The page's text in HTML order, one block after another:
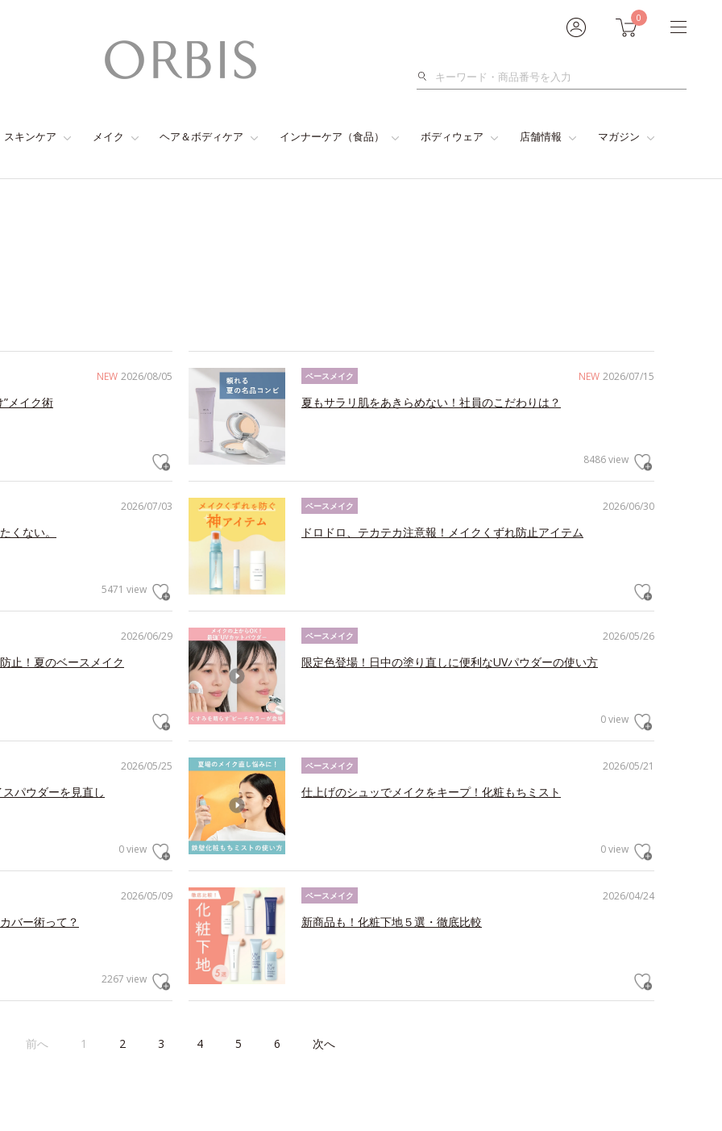
0
検
スキンケア メイク ヘア＆ボディケア インナーケア（食品） ボディウェア 店舗情報 マガジン
NEW 2026/08/05
メイク術
NEW 2026/07/15
ベースメイク
夏もサラリ肌をあきらめない！社員のこだわりは？
8486 view
2026/07/03
くない。
5471 view
2026/06/30
ベースメイク
ドロドロ、テカテカ注意報！メイクくずれ防止アイテム
2026/06/29
止！夏のベースメイク
2026/05/26
ベースメイク
限定色登場！日中の塗り直しに便利なUVパウダーの使い方
0 view
2026/05/25
パウダーを見直し
0 view
2026/05/21
ベースメイク
仕上げのシュッでメイクをキープ！化粧もちミスト
0 view
2026/05/09
バー術って？
2267 view
2026/04/24
ベースメイク
新商品も！化粧下地５選・徹底比較
前へ 1 2 3 4 5 6 次へ